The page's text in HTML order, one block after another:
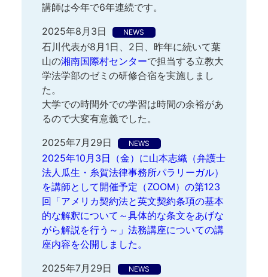
講師は今年で6年連続です。
2025年8月3日
NEWS
石川代表が8月1日、2日、昨年に続いて葉
山の湘南国際村センターで担当する立教大
学法学部のゼミの研修合宿を実施しまし
た。
大学での時間外での学習は時間の余裕があ
るので大変有意義でした。
2025年7月29日
NEWS
2025年10月3日（金）に山本志織（弁護士
法人瓜生・糸賀法律事務所パラリーガル）
を講師として開催予定（ZOOM）の第123
回「アメリカ契約法と英文契約条項の基本
的な解釈について～具体的な条文をあげな
がら解説を行う～」法務講座についての講
座内容を公開しました。
2025年7月29日
NEWS